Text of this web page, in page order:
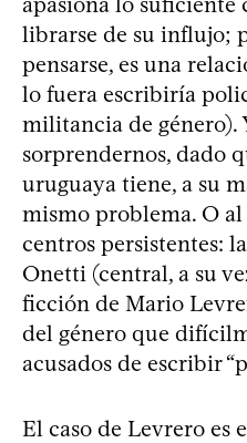
librarse de su influjo;
pensarse, es una
lo fuera escribiría
militancia de género).
sorprendernos, dado
uruguaya tiene, a su
mismo problema. O al
centros persistentes:
Onetti (central, a su
ficción de Mario
del género que
acusados de escribir
El caso de Levrero es